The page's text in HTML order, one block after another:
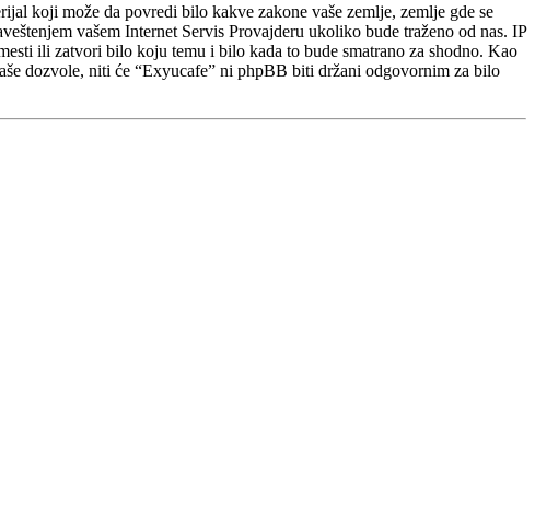
koji može da povredi bilo kakve zakone vaše zemlje, zemlje gde se
vašem Internet Servis Provajderu ukoliko bude traženo od nas. IP
ili zatvori bilo koju temu i bilo kada to bude smatrano za shodno. Kao
dozvole, niti će “Exyucafe” ni phpBB biti držani odgovornim za bilo